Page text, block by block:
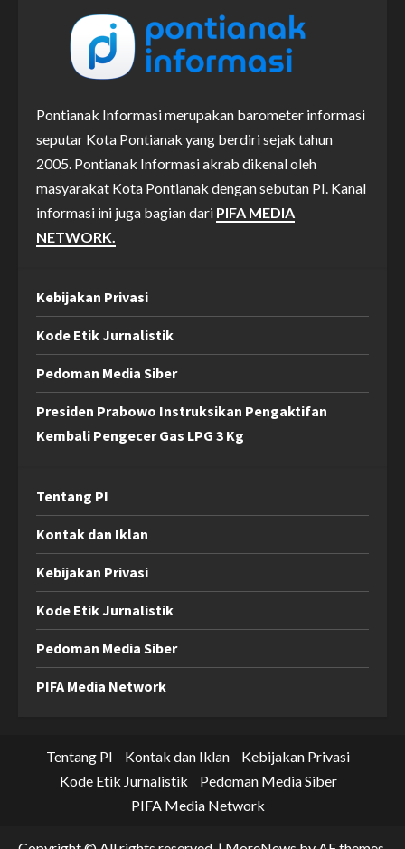
Pontianak Informasi merupakan barometer informasi
seputar Kota Pontianak yang berdiri sejak tahun
2005. Pontianak Informasi akrab dikenal oleh
masyarakat Kota Pontianak dengan sebutan PI. Kanal
informasi ini juga bagian dari PIFA MEDIA
NETWORK.
Kebijakan Privasi
Kode Etik Jurnalistik
Pedoman Media Siber
Presiden Prabowo Instruksikan Pengaktifan
Kembali Pengecer Gas LPG 3 Kg
Tentang PI
Kontak dan Iklan
Kebijakan Privasi
Kode Etik Jurnalistik
Pedoman Media Siber
PIFA Media Network
Tentang PI Kontak dan Iklan
Kebijakan Privasi
Kode Etik Jurnalistik
Pedoman Media Siber
PIFA Media Network